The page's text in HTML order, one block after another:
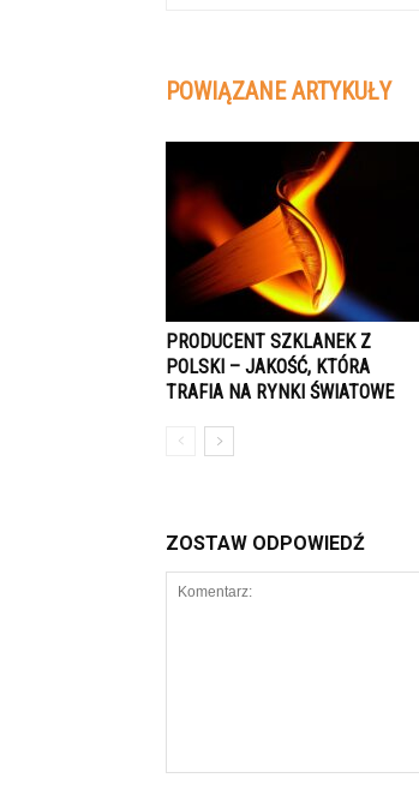
POWIĄZANE ARTYKUŁY
PRODUCENT SZKLANEK Z
POLSKI – JAKOŚĆ, KTÓRA
TRAFIA NA RYNKI ŚWIATOWE
ZOSTAW ODPOWIEDŹ